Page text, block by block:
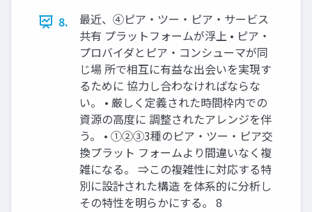
8.
最近、④ピア・ツー・ピア・サービス
共有 プラットフォームが浮上 • ピア・
プロバイダとピア・コンシューマが同
じ場 所で相互に有益な出会いを実現す
るために 協力し合わなければならな
い。 • 厳しく定義された時間枠内での
資源の高度に 調整されたアレンジを伴
う。 • ①②③3種のピア・ツー・ピア交
換プラット フォームより間違いなく複
雑になる。 ⇒この複雑性に対応する特
別に設計された構造 を体系的に分析し
その特性を明らかにする。 8